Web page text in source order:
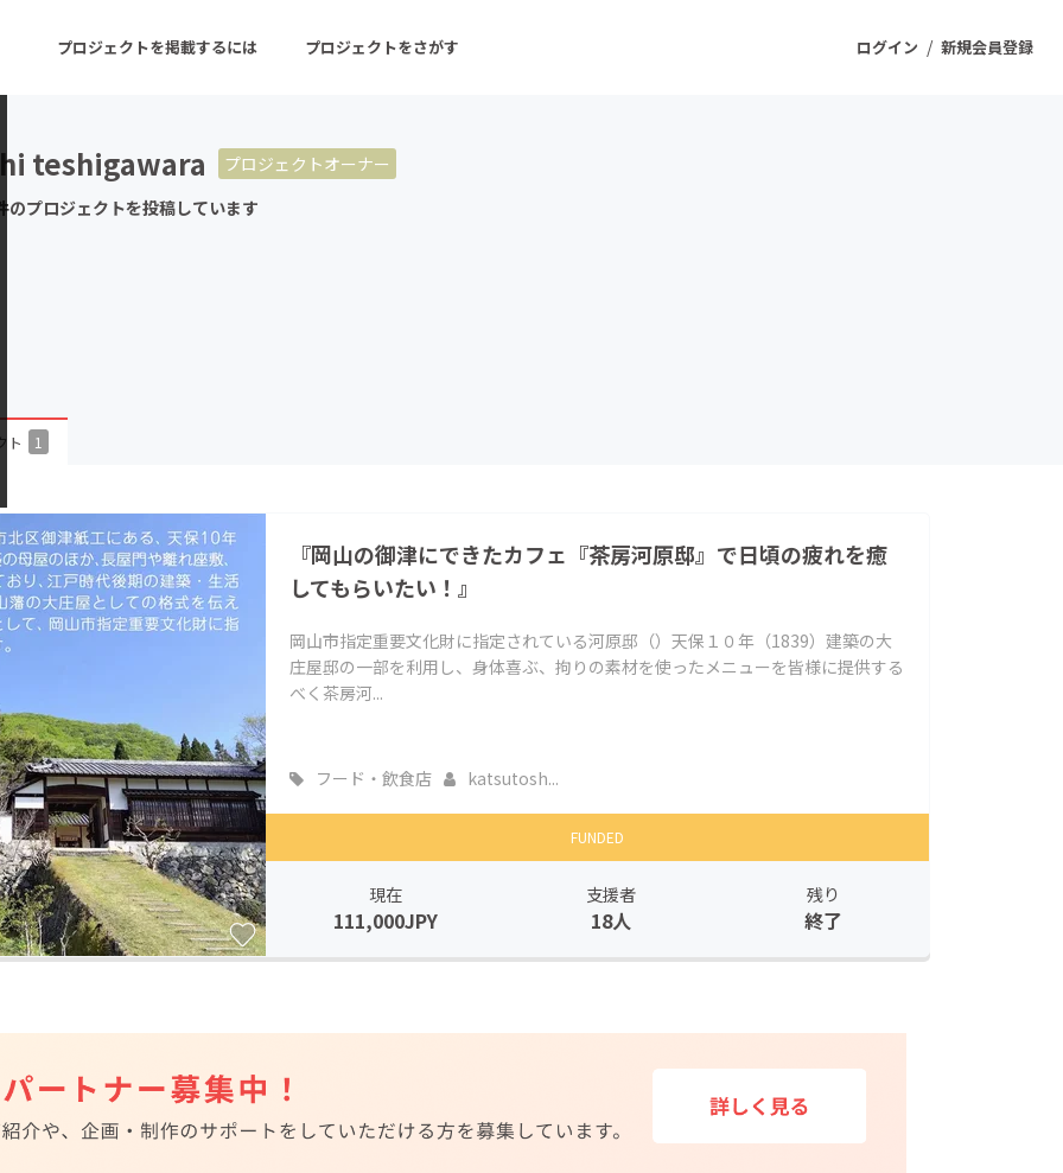
ログイン / 新規会員登録
プロジェクトを掲載するには プロジェクトをさがす
ーン 注目の新着プロジェクト
チャレンジ
CAMPFIRE for Social Good
CAMPFIRE Creation
CAMPFIREふるさと納税
machi-ya コミュニティ
teshigawara
プロジェクトオーナー
のプロジェクトを投稿しています
ト 1
『岡山の御津にできたカフェ『茶房河原邸』で日頃の疲れを癒
してもらいたい！』
岡山市指定重要文化財に指定されている河原邸（）天保１０年（1839）建築の大
庄屋邸の一部を利用し、身体喜ぶ、拘りの素材を使ったメニューを皆様に提供する
べく茶房河...
フード・飲食店 katsutosh...
FUNDED
現在
111,000JPY
支援者
18人
残り
終了